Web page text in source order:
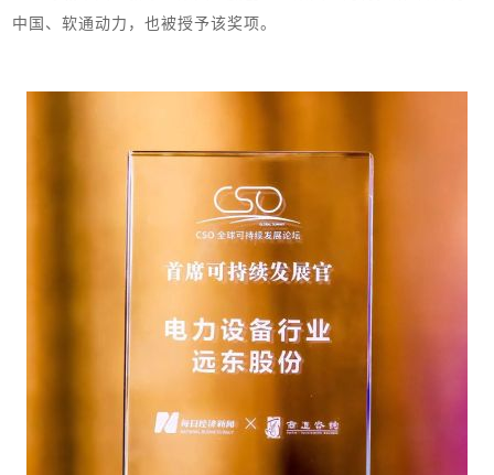
中国、软通动力，也被授予该奖项。